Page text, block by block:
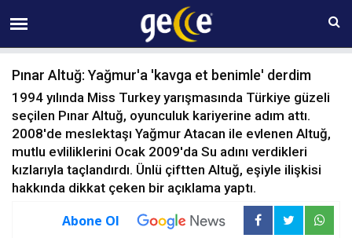
07 AĞUSTOS Cuma 20:50
Pınar Altuğ: Yağmur'a 'kavga et benimle' derdim
1994 yılında Miss Turkey yarışmasında Türkiye güzeli
seçilen Pınar Altuğ, oyunculuk kariyerine adım attı.
2008'de meslektaşı Yağmur Atacan ile evlenen Altuğ,
mutlu evliliklerini Ocak 2009'da Su adını verdikleri
kızlarıyla taçlandırdı. Ünlü çiftten Altuğ, eşiyle ilişkisi
hakkında dikkat çeken bir açıklama yaptı.
Abone Ol